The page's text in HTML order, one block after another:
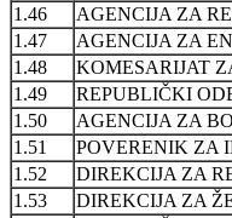
1.46
AGENCIJA ZA
1.47
AGENCIJA ZA
1.48
KOMESARIJAT
1.49
REPUBLIČKI
1.50
AGENCIJA ZA
1.51
POVERENIK ZA
1.52
DIREKCIJA ZA
1.53
DIREKCIJA ZA